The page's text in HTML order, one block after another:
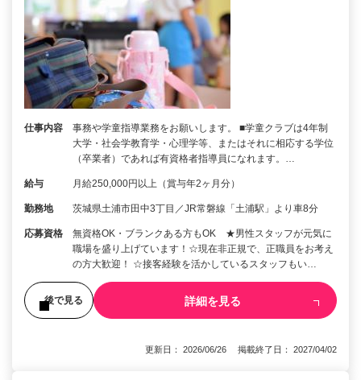
仕事内容
事務や学童指導業務をお願いします。 ■学童クラブは4年制
大学・社会学教育学・心理学等、またはそれに相応する学位
（卒業者）であれば有資格者指導員になれます。…
給与 月給250,000円以上（賞与年2ヶ月分）
勤務地 茨城県土浦市田中3丁目／JR常磐線「土浦駅」より車8分
応募資格
無資格OK・ブランクある方もOK ★男性スタッフが元気に
職場を盛り上げています！☆現在非正規で、正職員をお考え
の方大歓迎！ ☆接客経験を活かしているスタッフもい…
後で見る 詳細を見る
更新日： 2026/06/26 掲載終了日： 2027/04/02